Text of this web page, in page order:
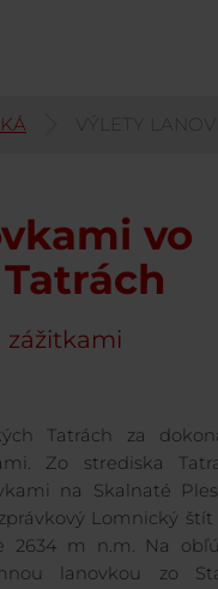
VÝLETY
vo
zážitkami
Tatrách za
Zo strediska
na Skalnaté
Lomnický
2634 m n.m. Na
lanovkou zo